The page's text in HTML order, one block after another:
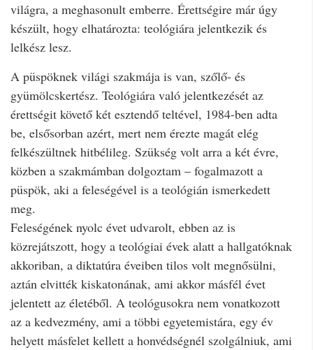
világra, a meghasonult emberre. Érettségire már úgy
készült, hogy elhatározta: teológiára jelentkezik és
lelkész lesz.
A püspöknek világi szakmája is van, szőlő- és
gyümölcskertész. Teológiára való jelentkezését az
érettségit követő két esztendő teltével, 1984-ben adta
be, elsősorban azért, mert nem érezte magát elég
felkészültnek hitbélileg. Szükség volt arra a két évre,
közben a szakmámban dolgoztam – fogalmazott a
püspök, aki a feleségével is a teológián ismerkedett
meg.
Feleségének nyolc évet udvarolt, ebben az is
közrejátszott, hogy a teológiai évek alatt a hallgatóknak
akkoriban, a diktatúra éveiben tilos volt megnősülni,
aztán elvitték kiskatonának, ami akkor másfél évet
jelentett az életéből. A teológusokra nem vonatkozott
az a kedvezmény, ami a többi egyetemistára, egy év
helyett másfelet kellett a honvédségnél szolgálniuk, ami